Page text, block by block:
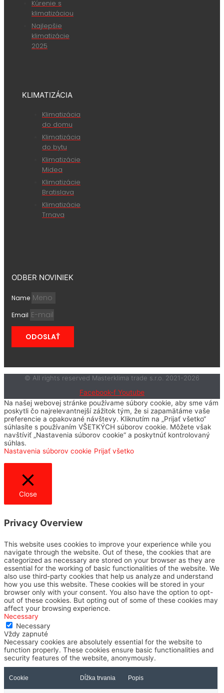
Kúrenie s
klimatizáciou
Najlepšie
klimatizácie
2025
KLIMATIZÁCIA
Klimatizácia
do domu
Klimatizácia
do bytu
Klimatizácie
Midea
Klimatizácie
Bratislava
Klimatizácie
Trnava
ODBER NOVINIEK
Name
Email
ODOSLAŤ
© All rights reserved Masterklima trade s.r.o. 2021-2026
Facebook-f Youtube
Na našej webovej stránke používame súbory cookie, aby sme vám
poskytli čo najrelevantnejší zážitok tým, že si zapamätáme vaše
preferencie a opakované návštevy. Kliknutím na „Prijať všetko“
súhlasíte s používaním VŠETKÝCH súborov cookie. Môžete však
navštíviť „Nastavenia súborov cookie“ a poskytnúť kontrolovaný
súhlas.
Nastavenia súborov cookie Prijať všetko
Close
Privacy Overview
This website uses cookies to improve your experience while you
navigate through the website. Out of these, the cookies that are
categorized as necessary are stored on your browser as they are
essential for the working of basic functionalities of the website. We
also use third-party cookies that help us analyze and understand
how you use this website. These cookies will be stored in your
browser only with your consent. You also have the option to opt-
out of these cookies. But opting out of some of these cookies may
affect your browsing experience.
Necessary
Necessary
Vždy zapnuté
Necessary cookies are absolutely essential for the website to
function properly. These cookies ensure basic functionalities and
security features of the website, anonymously.
Cookie Dĺžka trvania Popis